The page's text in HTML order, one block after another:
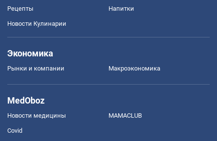
Рецепты Напитки
Новости Кулинарии
Экономика
Рынки и компании Mакроэкономика
MedOboz
Новости медицины MAMACLUB
Covid